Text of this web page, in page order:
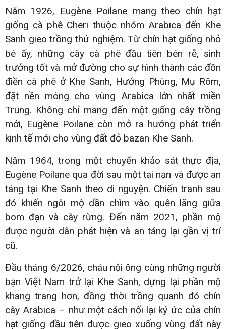
Năm 1926, Eugène Poilane mang theo chín hạt
giống cà phê Cheri thuộc nhóm Arabica đến Khe
Sanh gieo trồng thử nghiệm. Từ chín hạt giống nhỏ
bé ấy, những cây cà phê đầu tiên bén rễ, sinh
trưởng tốt và mở đường cho sự hình thành các đồn
điền cà phê ở Khe Sanh, Hướng Phùng, Mụ Rôm,
đặt nền móng cho vùng Arabica lớn nhất miền
Trung. Không chỉ mang đến một giống cây trồng
mới, Eugène Poilane còn mở ra hướng phát triển
kinh tế mới cho vùng đất đỏ bazan Khe Sanh.
Năm 1964, trong một chuyến khảo sát thực địa,
Eugène Poilane qua đời sau một tai nạn và được an
táng tại Khe Sanh theo di nguyện. Chiến tranh sau
đó khiến ngôi mộ dần chìm vào quên lãng giữa
bom đạn và cây rừng. Đến năm 2021, phần mộ
được người dân phát hiện và an táng lại gần vị trí
cũ.
Đầu tháng 6/2026, cháu nội ông cùng những người
bạn Việt Nam trở lại Khe Sanh, dựng lại phần mộ
khang trang hơn, đồng thời trồng quanh đó chín
cây Arabica – như một cách nối lại ký ức của chín
hạt giống đầu tiên được gieo xuống vùng đất này